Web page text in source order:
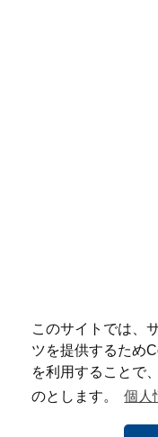
このサイトでは、
ツを提供するため
を利用することで
のとします。
個人